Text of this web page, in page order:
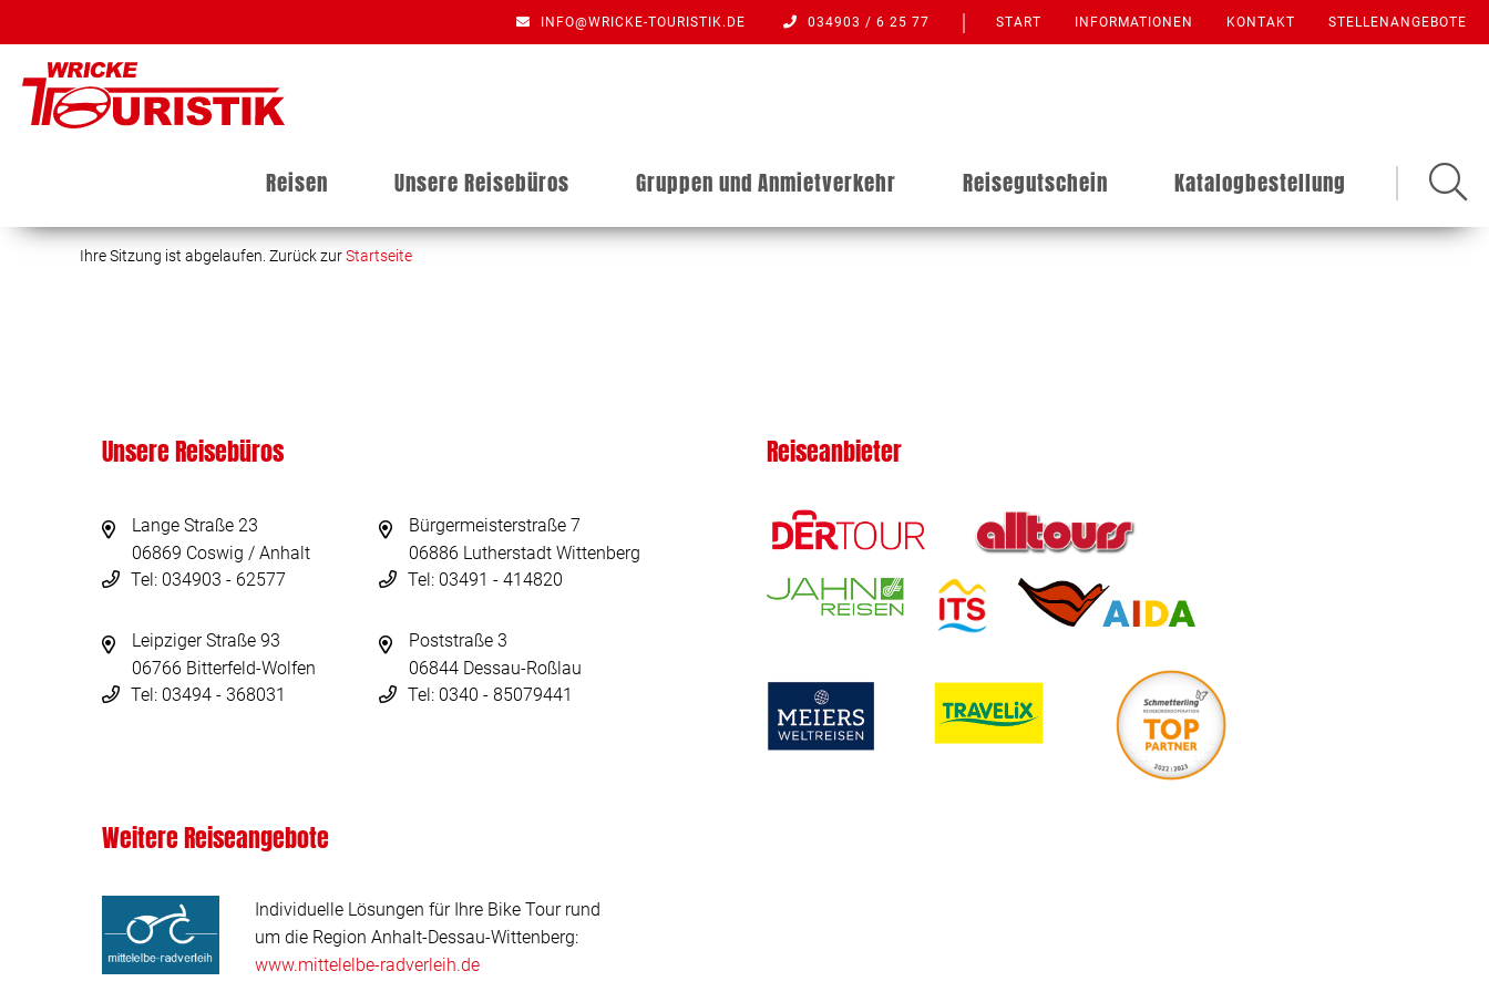
INFO@WRICKE-TOURISTIK.DE 034903 / 6 25 77 START INFORMATIONEN KONTAKT STELLENANGEBOTE
Reisen Unsere Reisebüros Gruppen und Anmietverkehr Reisegutschein Katalogbestellung
Ihre Sitzung ist abgelaufen. Zurück zurStartseite
Unsere Reisebüros
Lange Straße 23
06869 Coswig / Anhalt
Tel: 034903 - 62577
Bürgermeisterstraße 7
06886 Lutherstadt Wittenberg
Tel: 03491 - 414820
Leipziger Straße 93
06766 Bitterfeld-Wolfen
Tel: 03494 - 368031
Poststraße 3
06844 Dessau-Roßlau
Tel: 0340 - 85079441
Reiseanbieter
Weitere Reiseangebote
Individuelle Lösungen für Ihre Bike Tour rund
um die Region Anhalt-Dessau-Wittenberg:
www.mittelelbe-radverleih.de